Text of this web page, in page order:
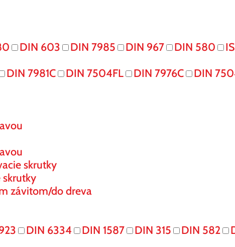
DIN 603 DIN 7985 DIN 967 DIN 580
DIN 7981C DIN 7504FL DIN 7976C DIN
skrutky
skrutky
závitom/do dreva
DIN 6334 DIN 1587 DIN 315 DIN 582